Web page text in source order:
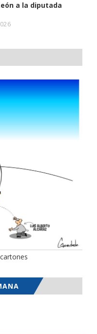
a la diputada